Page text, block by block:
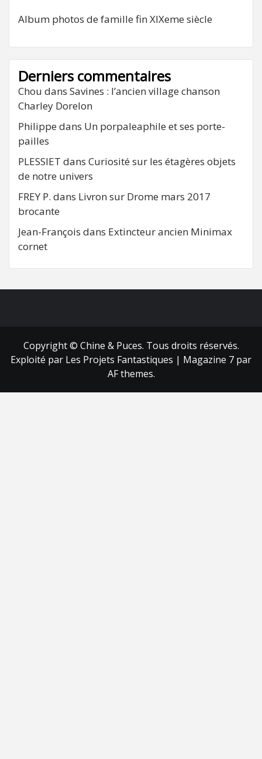
Album photos de famille fin XIXeme siècle
Derniers commentaires
Chou dans Savines : l’ancien village chanson
Charley Dorelon
Philippe dans Un porpaleaphile et ses porte-
pailles
PLESSIET dans Curiosité sur les étagères objets
de notre univers
FREY P. dans Livron sur Drome mars 2017
brocante
Jean-François dans Extincteur ancien Minimax
cornet
Copyright © Chine & Puces. Tous droits réservés.
Exploité par Les Projets Fantastiques | Magazine 7 par
AF themes.